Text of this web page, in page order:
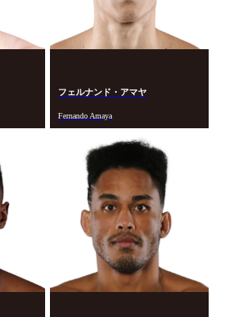
フェルナンド・アマヤ
Fernando Amaya